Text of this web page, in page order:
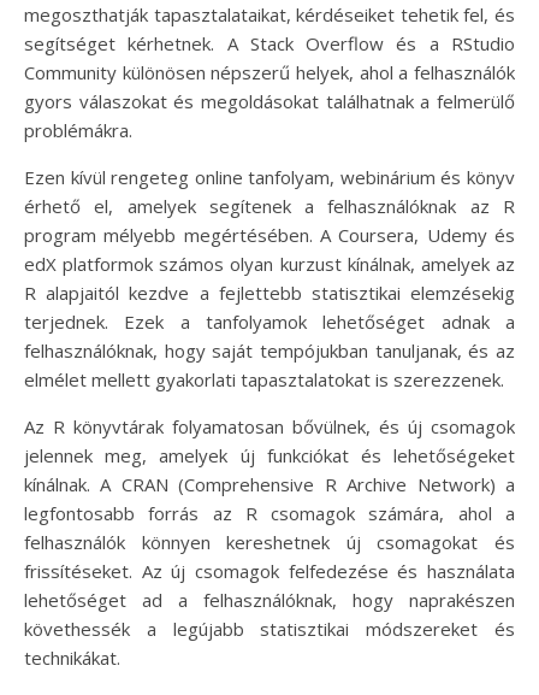
megoszthatják tapasztalataikat, kérdéseiket tehetik fel, és
segítséget kérhetnek. A Stack Overflow és a RStudio
Community különösen népszerű helyek, ahol a felhasználók
gyors válaszokat és megoldásokat találhatnak a felmerülő
problémákra.
Ezen kívül rengeteg online tanfolyam, webinárium és könyv
érhető el, amelyek segítenek a felhasználóknak az R
program mélyebb megértésében. A Coursera, Udemy és
edX platformok számos olyan kurzust kínálnak, amelyek az
R alapjaitól kezdve a fejlettebb statisztikai elemzésekig
terjednek. Ezek a tanfolyamok lehetőséget adnak a
felhasználóknak, hogy saját tempójukban tanuljanak, és az
elmélet mellett gyakorlati tapasztalatokat is szerezzenek.
Az R könyvtárak folyamatosan bővülnek, és új csomagok
jelennek meg, amelyek új funkciókat és lehetőségeket
kínálnak. A CRAN (Comprehensive R Archive Network) a
legfontosabb forrás az R csomagok számára, ahol a
felhasználók könnyen kereshetnek új csomagokat és
frissítéseket. Az új csomagok felfedezése és használata
lehetőséget ad a felhasználóknak, hogy naprakészen
követhessék a legújabb statisztikai módszereket és
technikákat.